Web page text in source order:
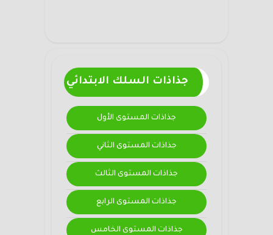
جذاذات السلك الابتدائي
جذاذات المستوى الأول
جذاذات المستوى الثاني
جذاذات المستوى الثالث
جذاذات المستوى الرابع
جذاذات المستوى الخامس